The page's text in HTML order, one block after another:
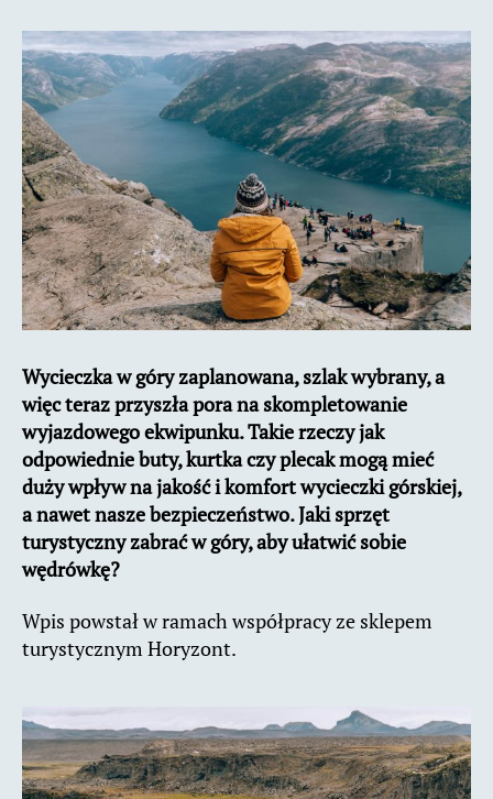
którego
nie
może
zabraknąć
w
Twoim
plecaku
na
wędrówki
górskie
Wycieczka w góry zaplanowana, szlak wybrany, a
więc teraz przyszła pora na skompletowanie
wyjazdowego ekwipunku. Takie rzeczy jak
odpowiednie buty, kurtka czy plecak mogą mieć
duży wpływ na jakość i komfort wycieczki górskiej,
a nawet nasze bezpieczeństwo. Jaki sprzęt
turystyczny zabrać w góry, aby ułatwić sobie
wędrówkę?
Wpis powstał w ramach współpracy ze sklepem
turystycznym Horyzont.